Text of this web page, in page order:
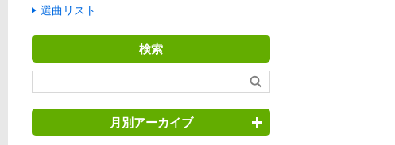
選曲リスト
検索
月別アーカイブ